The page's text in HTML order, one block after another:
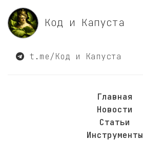
Код и Капуста
t.me/Код и Капуста
Главная
Новости
Статьи
Инструменты